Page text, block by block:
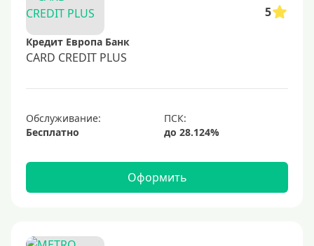
50000 руб
60000 руб
70000 руб
150000 руб
250000 руб
300000 руб
5
Кредит Европа Банк
CARD CREDIT PLUS
Обслуживание:
Бесплатно
Оформить